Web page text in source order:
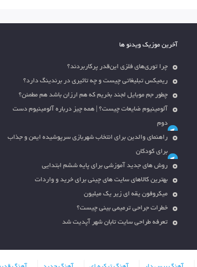
آخرین موزیک ویدئو ها
چرا توری‌های فلزی این‌قدر پرکاربردند؟
ریمیکس تبلیغاتی چیست و چه تاثیری در برندینگ دارد؟
چطور جم موبایل لجند بخریم که هم ارزان باشد هم مطمئن؟
آلومینیوم ضایعات چیست؟ | همه چیز درباره آلومینیوم دست
دوم
راهنمای والدین برای انتخاب شهربازی سرپوشیده ایمن و جذاب
برای کودکان
روش های جدید آموزشی برای پایه ششم ابتدایی
بهترین کالاهای سایت های چینی برای خرید و واردات
میکروفون یقه ای زیر یک میلیون
خطرات جراحی ترمیمی بینی چیست؟
تعرفه طراحی سایت تابان شهر آپدیت شد